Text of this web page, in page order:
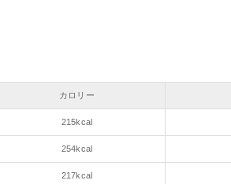
カロリー
215kcal
254kcal
217kcal